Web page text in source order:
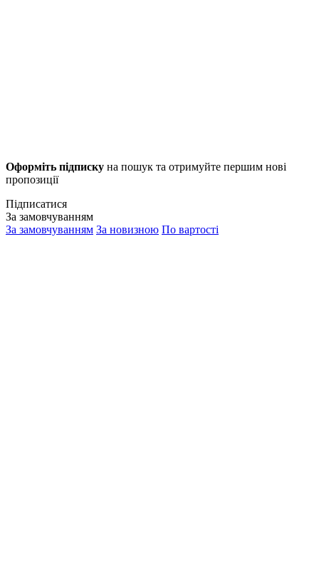
Оформіть підписку на пошук та отримуйте першим нові
пропозиції
Підписатися
За замовчуванням
За замовчуванням За новизною По вартості